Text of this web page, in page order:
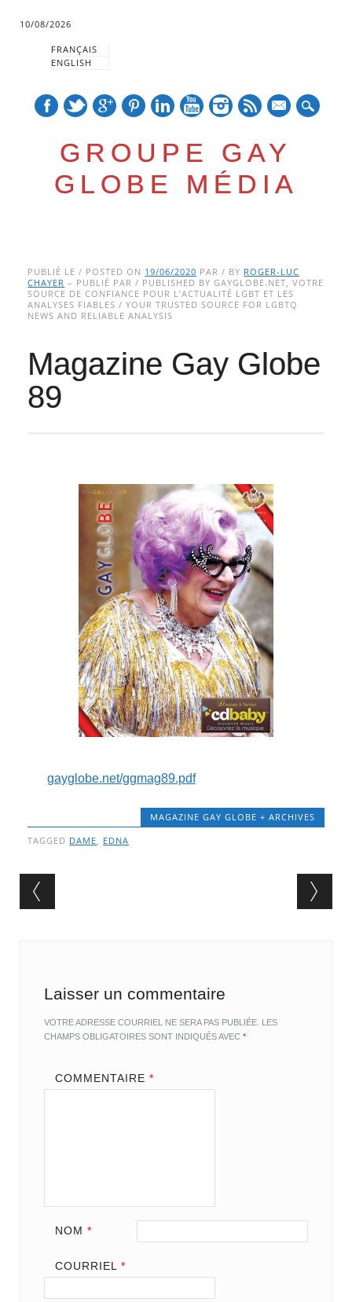
10/08/2026
FRANÇAIS
ENGLISH
GROUPE GAY
GLOBE MÉDIA
Main menu
to
content
PUBLIÉ LE / POSTED ON 19/06/2020 PAR / BY ROGER-LUC
CHAYER – PUBLIÉ PAR / PUBLISHED BY GAYGLOBE.NET, VOTRE
SOURCE DE CONFIANCE POUR L’ACTUALITÉ LGBT ET LES
ANALYSES FIABLES / YOUR TRUSTED SOURCE FOR LGBTQ
NEWS AND RELIABLE ANALYSIS
Magazine Gay Globe
89
gayglobe.net/ggmag89.pdf
MAGAZINE GAY GLOBE + ARCHIVES
TAGGED DAME EDNA
Post navigation
Laisser un commentaire
VOTRE ADRESSE COURRIEL NE SERA PAS PUBLIÉE. LES
CHAMPS OBLIGATOIRES SONT INDIQUÉS AVEC*
COMMENTAIRE *
NOM *
COURRIEL *